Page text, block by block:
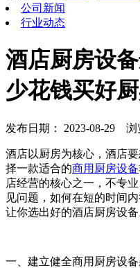
公司新闻
行业动态
酒店厨房设
少花钱买好厨
发布日期： 2023-08-29 浏
酒店以厨房为核心，酒店
择一款适合的商用厨房设备
店经营的核心之一，不专
见问题，如何在短的时间
让你选出好的酒店厨房设备
一、建立健全商用厨房设